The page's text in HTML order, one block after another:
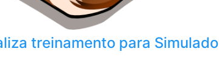
treinamento para Simulado